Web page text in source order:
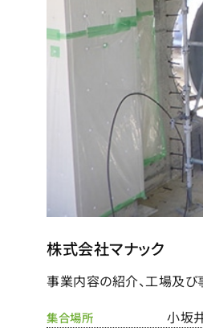
株式会社マナック
事業内容の紹介、工場及
集合場所 小坂